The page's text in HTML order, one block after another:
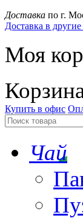
Доставка по г.
Доставка в другие
Моя
Купить в офис
Чай